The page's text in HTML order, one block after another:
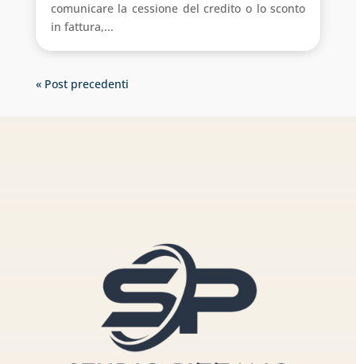
comunicare la cessione del credito o lo sconto
in fattura,...
« Post precedenti